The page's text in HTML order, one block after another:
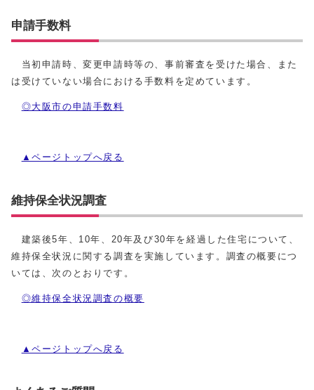
申請手数料
当初申請時、変更申請時等の、事前審査を受けた場合、また
は受けていない場合における手数料を定めています。
◎大阪市の申請手数料
▲ページトップへ戻る
維持保全状況調査
建築後5年、10年、20年及び30年を経過した住宅について、
維持保全状況に関する調査を実施しています。調査の概要につ
いては、次のとおりです。
◎維持保全状況調査の概要
▲ページトップへ戻る